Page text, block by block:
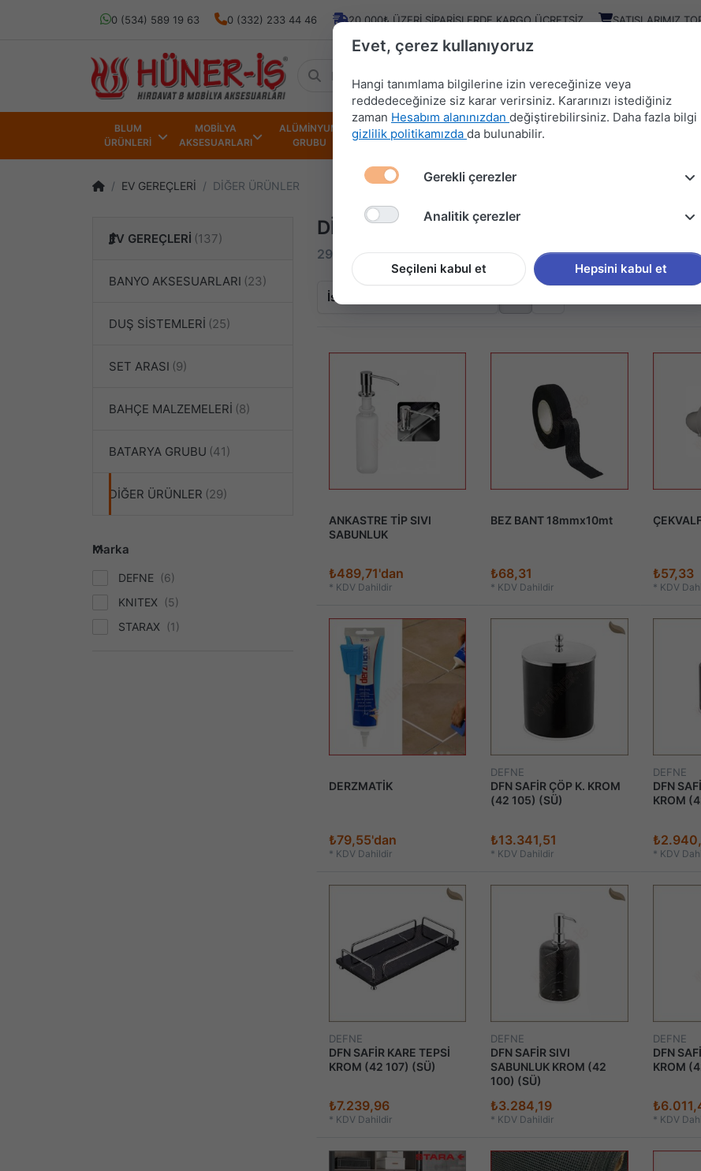
0 (534) 589 19 63 0 (332) 233 44 46 20.000₺ ÜZERI SIPARIŞLERDE KARGO ÜCRETSIZ SATIŞLARIMIZ
BLUM
ÜRÜNLERİ
MOBİLYA
AKSESUARLARI
ALÜMİNYUM
GRUBU
HIRDAVAT
MALZEMELERİ
MUTFAK
AKSESUARLARI
EV GEREÇLERİ DİĞER ÜRÜNLER
EV GEREÇLERİ
BANYO AKSESUARLARI
DUŞ SİSTEMLERİ
SET ARASI
BAHÇE MALZEMELERİ
BATARYA GRUBU
DİĞER ÜRÜNLER
Marka
DEFNE
KNITEX
STARAX
DİĞER ÜRÜNLER
29 ürün gösteriliyor
İsim: A'dan Z'ye
ANKASTRE TİP SIVI
SABUNLUK
₺489,71'dan
* KDV Dahildir
BEZ BANT 18mmx10mt
₺68,31
* KDV Dahildir
₺57,33
* KDV
DERZMATİK
₺79,55'dan
* KDV Dahildir
DEFNE
DFN SAFİR ÇÖP K. KROM
(42 105) (SÜ)
₺13.341,51
* KDV Dahildir
DEFNE
DFN
KROM
* KDV
DEFNE
DFN SAFİR KARE TEPSİ
KROM (42 107) (SÜ)
₺7.239,96
* KDV Dahildir
DEFNE
DFN SAFİR SIVI
SABUNLUK KROM (42
100) (SÜ)
₺3.284,19
* KDV Dahildir
DEFNE
DFN
KROM
* KDV
Evet, çerez kullanıyoruz
Hangi tanımlama bilgilerine izin vereceğinize veya
reddedeceğinize siz karar verirsiniz. Kararınızı istediğiniz
zaman Hesabım alanınızdan değiştirebilirsiniz. Daha fazla bilgi
gizlilik politikamızda da bulunabilir.
Gerekli çerezler
Analitik çerezler
Seçileni kabul et Hepsini kabul et